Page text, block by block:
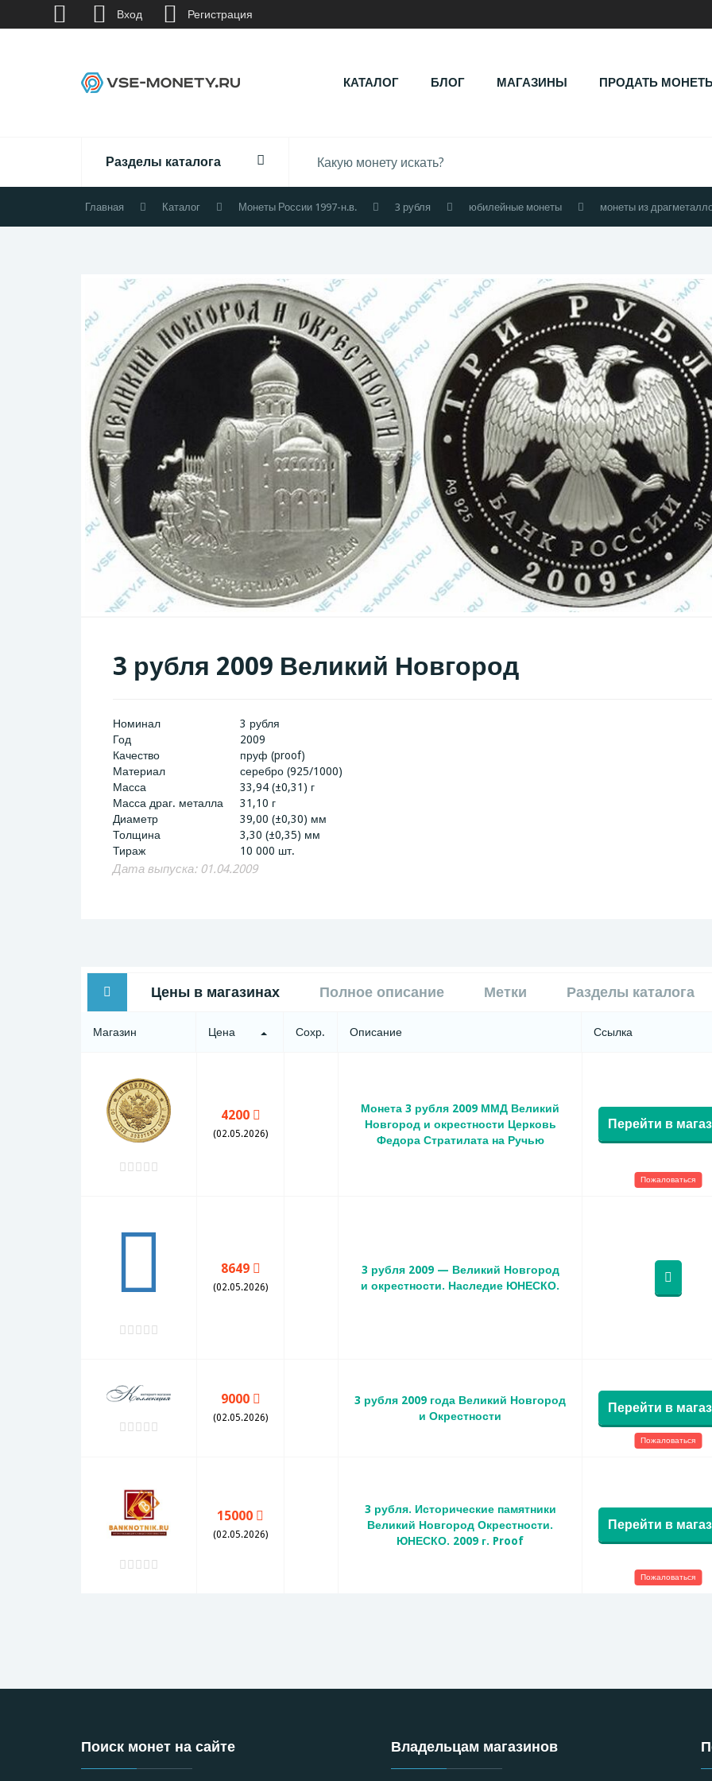
КАТАЛОГ БЛОГ МАГАЗИНЫ ПРОДАТЬ
Разделы каталога
Главная Каталог Монеты России 1997-н.в. 3 рубля юбилейные монеты монеты из
3 рубля 2009 Великий Новгород
Номинал
3 рубля
Год
2009
Качество
пруф (proof)
Материал
серебро (925/1000)
Масса
33,94 (±0,31) г
Масса драг. металла
31,10 г
Диаметр
39,00 (±0,30) мм
Толщина
3,30 (±0,35) мм
Тираж
10 000 шт.
Дата выпуска: 01.04.2009
Цены в магазинах Полное описание Метки Разделы каталога
Магазин Цена Сохр. Описание Ссылка
4200
(02.05.2026)
Монета 3 рубля 2009 ММД Великий
Новгород и окрестности Церковь
Федора Стратилата на Ручью
Перейти в
Пожаловаться
8649
(02.05.2026)
3 рубля 2009 — Великий Новгород
и окрестности. Наследие ЮНЕСКО.
9000
(02.05.2026)
3 рубля 2009 года Великий Новгород
и Окрестности
Перейти в
Пожаловаться
15000
(02.05.2026)
3 рубля. Исторические памятники
Великий Новгород Окрестности.
ЮНЕСКО. 2009 г. Proof
Перейти в
Пожаловаться
Поиск монет на сайте Владельцам магазинов
Вход Регистрация